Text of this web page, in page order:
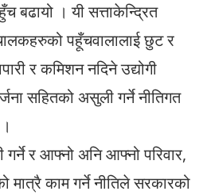
बढायो । यी सत्ताकेन्द्रित
पहूँचवालालाई छुट र
र कमिशन नदिने उद्योगी
सहितको असुली गर्ने नीतिगत
गर्ने र आफ्नो अनि आफ्नो परिवार,
मात्रै काम गर्ने नीतिले सरकारको